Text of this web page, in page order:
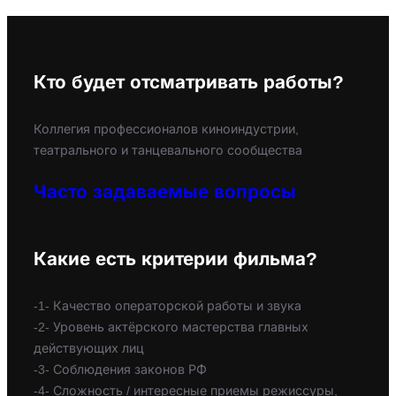
Кто будет отсматривать работы?
Коллегия профессионалов киноиндустрии,
театрального и танцевального сообщества
Часто задаваемые вопросы
Какие есть критерии фильма?
-1- Качество операторской работы и звука
-2- Уровень актёрского мастерства главных
действующих лиц
-3- Соблюдения законов РФ
-4- Сложность / интересные приемы режиссуры,